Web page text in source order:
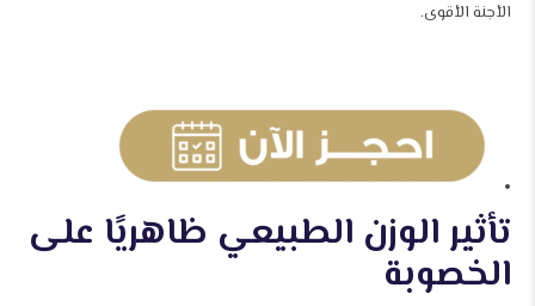
الأجنة الأقوى.
تأثير الوزن الطبيعي ظاهريًا على
الخصوبة